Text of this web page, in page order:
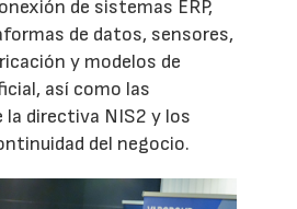
de sistemas ERP,
de datos, sensores,
y modelos de
así como las
la directiva NIS2 y los
del negocio.